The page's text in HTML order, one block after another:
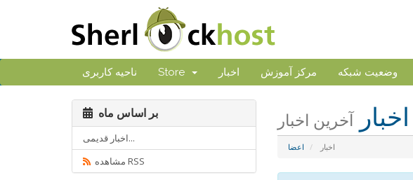
ناحیه کاربری Store اخبار مرکز آموزش وضعیت شبکه
اخبار
اعضا اخبار
بر اساس ماه
اخبار قدیمی...
مشاهده RSS